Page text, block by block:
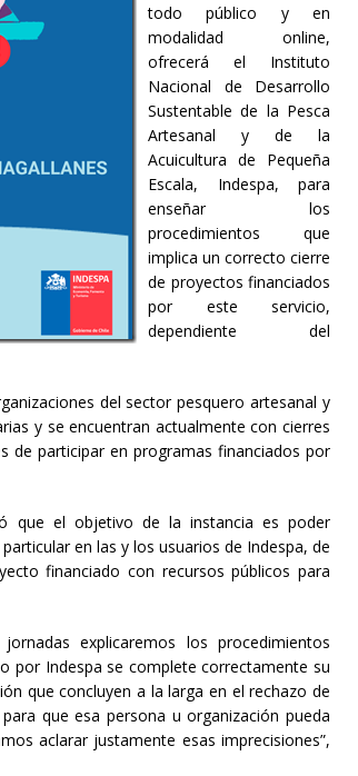
todo público y en
modalidad online,
ofrecerá el Instituto
Nacional de Desarrollo
Sustentable de la Pesca
Artesanal y de la
Acuicultura de Pequeña
Escala, Indespa, para
enseñar los
procedimientos que
implica un correcto cierre
de proyectos financiados
por este servicio,
dependiente del
del sector pesquero artesanal y
y se encuentran actualmente con cierres
de participar en programas financiados por
que el objetivo de la instancia es poder
en las y los usuarios de Indespa, de
financiado con recursos públicos para
explicaremos los procedimientos
por Indespa se complete correctamente su
que concluyen a la larga en el rechazo de
que esa persona u organización pueda
aclarar justamente esas imprecisiones”,